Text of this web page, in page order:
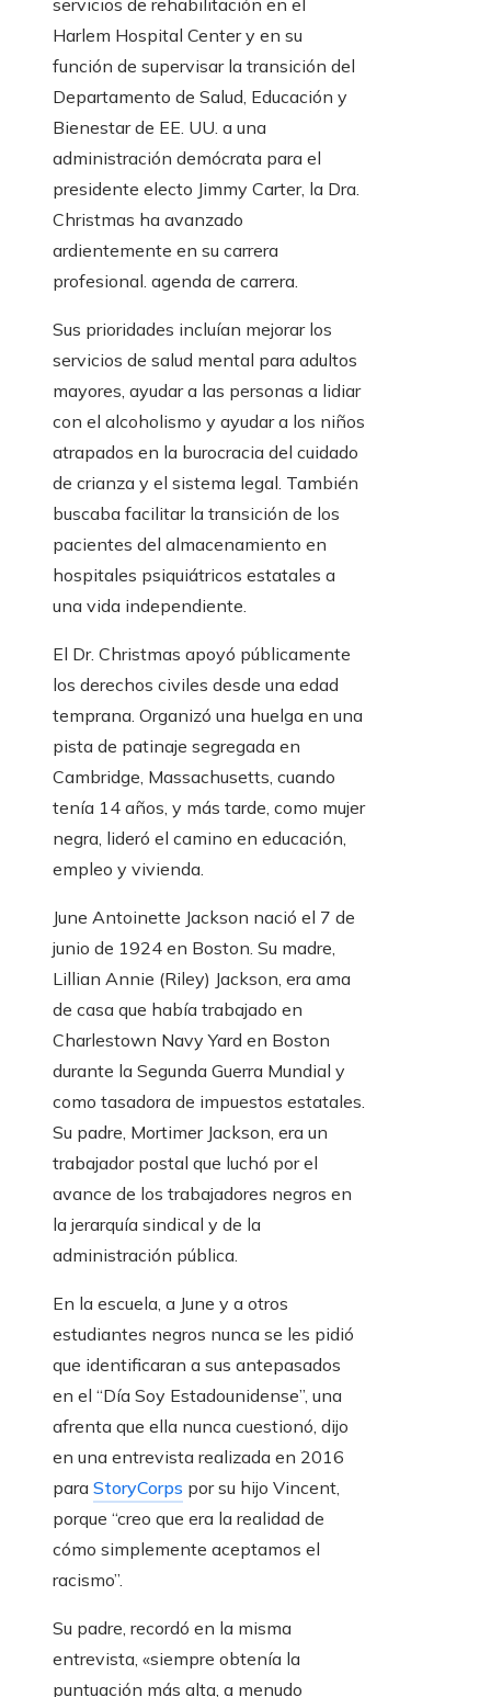
servicios de rehabilitación en el
Harlem Hospital Center y en su
función de supervisar la transición del
Departamento de Salud, Educación y
Bienestar de EE. UU. a una
administración demócrata para el
presidente electo Jimmy Carter, la Dra.
Christmas ha avanzado
ardientemente en su carrera
profesional. agenda de carrera.
Sus prioridades incluían mejorar los
servicios de salud mental para adultos
mayores, ayudar a las personas a lidiar
con el alcoholismo y ayudar a los niños
atrapados en la burocracia del cuidado
de crianza y el sistema legal. También
buscaba facilitar la transición de los
pacientes del almacenamiento en
hospitales psiquiátricos estatales a
una vida independiente.
El Dr. Christmas apoyó públicamente
los derechos civiles desde una edad
temprana. Organizó una huelga en una
pista de patinaje segregada en
Cambridge, Massachusetts, cuando
tenía 14 años, y más tarde, como mujer
negra, lideró el camino en educación,
empleo y vivienda.
June Antoinette Jackson nació el 7 de
junio de 1924 en Boston. Su madre,
Lillian Annie (Riley) Jackson, era ama
de casa que había trabajado en
Charlestown Navy Yard en Boston
durante la Segunda Guerra Mundial y
como tasadora de impuestos estatales.
Su padre, Mortimer Jackson, era un
trabajador postal que luchó por el
avance de los trabajadores negros en
la jerarquía sindical y de la
administración pública.
En la escuela, a June y a otros
estudiantes negros nunca se les pidió
que identificaran a sus antepasados ​​
en el “Día Soy Estadounidense”, una
afrenta que ella nunca cuestionó, dijo
en una entrevista realizada en 2016
para StoryCorps por su hijo Vincent,
porque “creo que era la realidad de
cómo simplemente aceptamos el
racismo”.
Su padre, recordó en la misma
entrevista, «siempre obtenía la
puntuación más alta, a menudo